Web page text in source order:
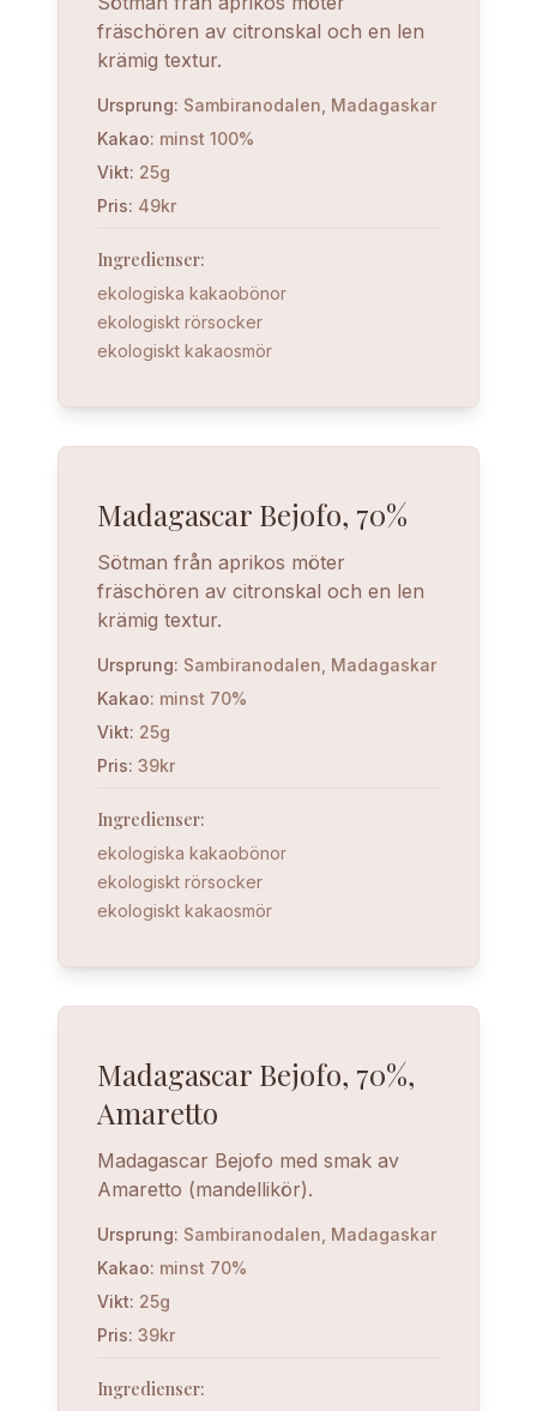
fräschören av citronskal och en len
krämig textur.
Ursprung: Sambiranodalen, Madagaskar
Kakao: minst 100%
Vikt: 25g
Pris: 49kr
Ingredienser:
ekologiska kakaobönor
ekologiskt rörsocker
ekologiskt kakaosmör
Madagascar Bejofo, 70%
Sötman från aprikos möter
fräschören av citronskal och en len
krämig textur.
Ursprung: Sambiranodalen, Madagaskar
Kakao: minst 70%
Vikt: 25g
Pris: 39kr
Ingredienser:
ekologiska kakaobönor
ekologiskt rörsocker
ekologiskt kakaosmör
Madagascar Bejofo, 70%,
Amaretto
Madagascar Bejofo med smak av
Amaretto (mandellikör).
Ursprung: Sambiranodalen, Madagaskar
Kakao: minst 70%
Vikt: 25g
Pris: 39kr
Ingredienser: